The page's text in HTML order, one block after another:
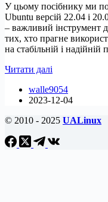
У цьому посібнику ми
Ubuntu версій 22.04 і
– важливий інструмент
тих, хто прагне
на стабільній і
Читати далі
ядро
HWE
Ubuntu
walle9054
2023-12-04
© 2010 - 2025 UALinux